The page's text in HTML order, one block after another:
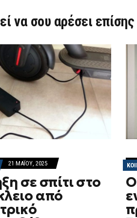
να σου αρέσει
21 ΜΑΪ́ΟΥ, 2025
σε σπίτι στο
από